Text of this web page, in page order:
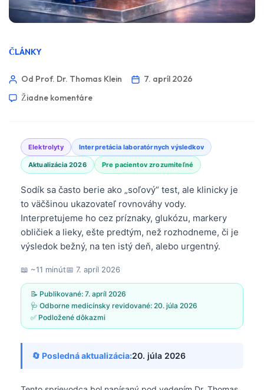
ČLÁNKY
Od Prof. Dr. Thomas Klein
7. apríl 2026
Žiadne komentáre
Elektrolyty Interpretácia laboratórnych výsledkov
Aktualizácia 2026 Pre pacientov zrozumiteľné
Sodík sa často berie ako „soľový“ test, ale klinicky je
to väčšinou ukazovateľ rovnováhy vody.
Interpretujeme ho cez príznaky, glukózu, markery
obličiek a lieky, ešte predtým, než rozhodneme, či je
výsledok bežný, na ten istý deň, alebo urgentný.
📖 ~11 minút📅 7. apríl 2026
📝 Publikované: 7. apríl 2026
🩺 Odborne medicínsky revidované: 20. júla 2026
✅ Podložené dôkazmi
🔄 Posledná aktualizácia:20. júla 2026